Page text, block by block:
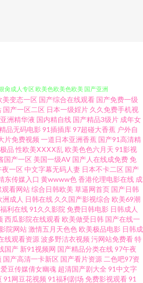
久国产精品九九热 免费视频久久潮喷 最
爱爱 欧美亚洲日韩成人 亚洲在线男人天
草av网 国产浮力影院限制1 久久福利专
产 91羞羞学生妹 久久夜色精品 12成人
91pron极品 俺去久久欧美日韩 午夜污
综合色网 91亚洲人妻在线观看 www久
91操人视频 wwwav豆花com 国产海角
美变态一区 国产综合在线观看 国产免费一级
国产一区二区 日本一级婬片 久久免费手机视
洲精华液 国内精自线 国产精品3级片 成年女
品无码电影 91插插库97超碰大香蕉 户外自
片免费视频 一道日本亚洲香蕉 国产91高清精
品 性欧美ⅩⅩⅩⅩ乱 欧美色色六月天 91影视
国产一区 美国一级AV 国产人在线成免费 免
夜一区 中文字幕无码人妻 日本不卡二区 国产
东传媒入口 黄wwww色香港伦理电影在线 成
观看网站综合日韩欧美 草逼网首页 国产日韩
洲成人 日韩在线 久久国产影视综合 欧美69潮
利在线91久久影院 免费日韩电影 日韩成人
西瓜影院在线观看 欧美做受日韩 国产在线一
院网站激情五月天色色 欧美极品电影 日韩成
线观看资源波多野洁衣视频 污网站免费看特
国产 新91视频网 国产精品分类在线97午夜
国产高清一卡新区 国产看片资源 二色吧97资
爱豆传媒倩女幽魂 超清国产剧大全 91中文字
91网豆花视频 91福利剧场 免费影视观看91